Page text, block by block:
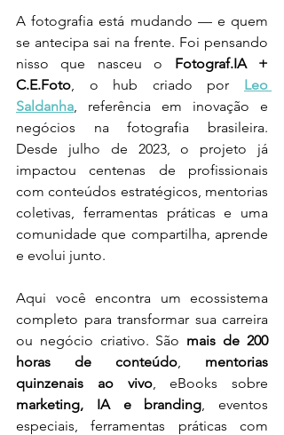
A fotografia está mudando — e quem
se antecipa sai na frente. Foi pensando
nisso que nasceu o Fotograf.IA +
C.E.Foto, o hub criado por Leo
Saldanha, referência em inovação e
negócios na fotografia brasileira.
Desde julho de 2023, o projeto já
impactou centenas de profissionais
com conteúdos estratégicos, mentorias
coletivas, ferramentas práticas e uma
comunidade que compartilha, aprende
e evolui junto.
Aqui você encontra um ecossistema
completo para transformar sua carreira
ou negócio criativo. São mais de 200
horas de conteúdo, mentorias
quinzenais ao vivo
marketing, IA e branding, eventos
especiais, ferramentas práticas com